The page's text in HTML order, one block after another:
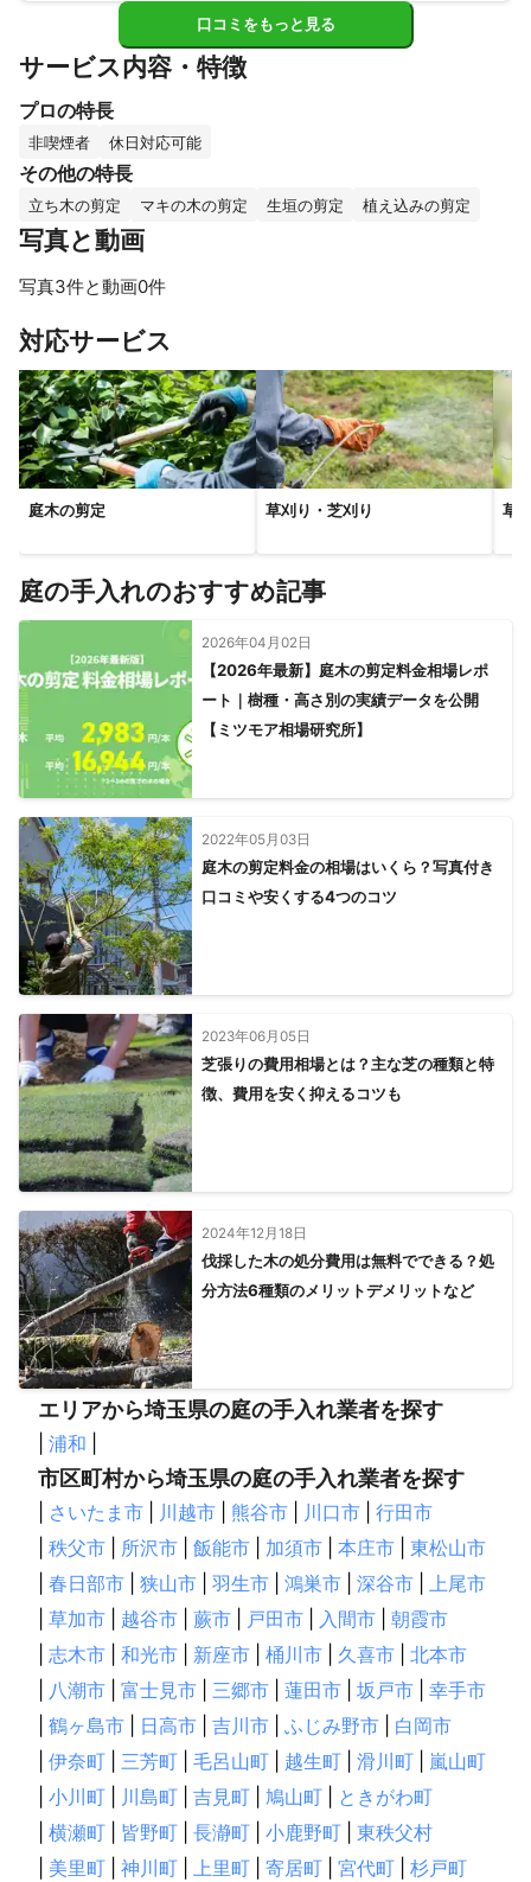
ただき、初めてのミツモアでの依頼で不安もありましたが、
頼れる職人さんで感謝でいっぱいです。
この度は、大変ありがとうございました！
口コミをもっと見る
サービス内容・特徴
プロの特長
非喫煙者 休日対応可能
その他の特長
立ち木の剪定 マキの木の剪定 生垣の剪定 植え込みの剪定
写真と動画
写真3件と動画0件
対応サービス
庭木の剪定 草刈り・芝刈り 草
庭の手入れのおすすめ記事
2026年04月02日
【2026年最新】庭木の剪定料金相場レポ
ート｜樹種・高さ別の実績データを公開
【ミツモア相場研究所】
2022年05月03日
庭木の剪定料金の相場はいくら？写真付き
口コミや安くする4つのコツ
2023年06月05日
芝張りの費用相場とは？主な芝の種類と特
徴、費用を安く抑えるコツも
2024年12月18日
伐採した木の処分費用は無料でできる？処
分方法6種類のメリットデメリットなど
エリアから埼玉県の庭の手入れ業者を探す
浦和
市区町村から埼玉県の庭の手入れ業者を探す
さいたま市 川越市 熊谷市 川口市
行田市
秩父市 所沢市 飯能市 加須市 本庄市
東松山市
春日部市 狭山市 羽生市 鴻巣市 深谷市
上尾市
草加市 越谷市 蕨市 戸田市 入間市
朝霞市
志木市 和光市 新座市 桶川市 久喜市
北本市
八潮市 富士見市 三郷市 蓮田市 坂戸市
幸手市
鶴ヶ島市 日高市 吉川市 ふじみ野市
白岡市
伊奈町 三芳町 毛呂山町 越生町 滑川町
嵐山町
小川町 川島町 吉見町 鳩山町
ときがわ町
横瀬町 皆野町 長瀞町 小鹿野町
東秩父村
美里町 神川町 上里町 寄居町 宮代町
杉戸町